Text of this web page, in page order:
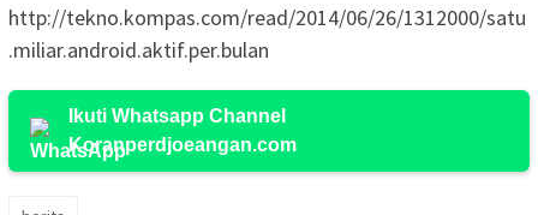
http://tekno.kompas.com/read/2014/06/26/1312000/satu
.miliar.android.aktif.per.bulan
Ikuti Whatsapp Channel
Koranperdjoeangan.com